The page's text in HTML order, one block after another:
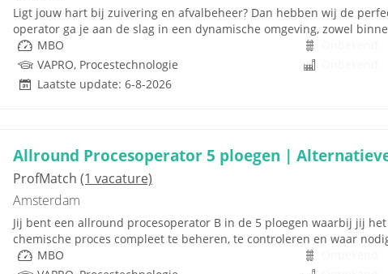
Ligt jouw hart bij zuivering en afvalbeheer? Dan hebben wij de
operator ga je aan de slag in een dynamische omgeving, zowel
MBO
VAPRO, Procestechnologie
Laatste update: 6-8-2026
Allround Procesoperator 5 ploegen |
ProfMatch (1 vacature)
Amsterdam
Jij bent een allround procesoperator B in de 5 ploegen waarbij jij
chemische proces compleet te beheren, te controleren en waar
MBO